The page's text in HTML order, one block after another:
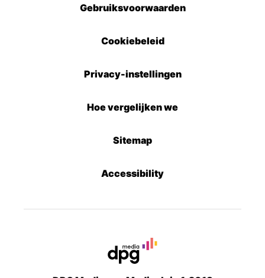
Gebruiksvoorwaarden
Cookiebeleid
Privacy-instellingen
Hoe vergelijken we
Sitemap
Accessibility